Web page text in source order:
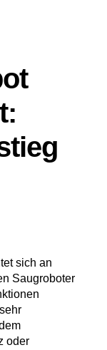
sich an
Saugroboter
oder